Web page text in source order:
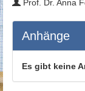
Prof. Dr. Anna
Anhänge
Es gibt keine